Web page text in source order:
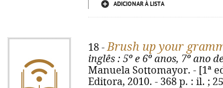
ADICIONAR À LISTA
18 -Brush up your
inglês : 5º e 6º anos, 7º ano
Manuela Sottomayor. - [1ª
Editora, 2010. - 368 p. : il. ;